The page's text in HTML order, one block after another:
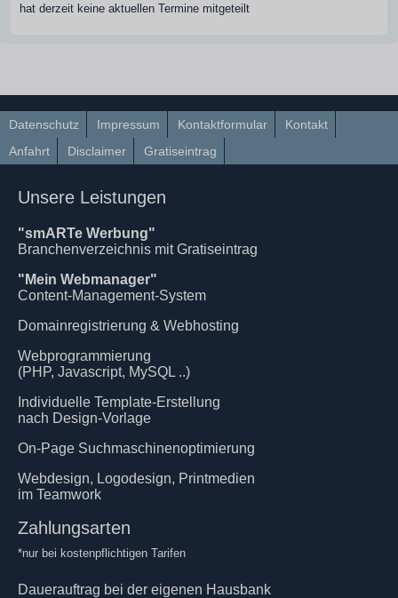
hat derzeit keine aktuellen Termine mitgeteilt
Datenschutz Impressum Kontaktformular
Kontakt
Anfahrt
Disclaimer Gratiseintrag
Unsere Leistungen
"smARTe Werbung"
Branchenverzeichnis mit Gratiseintrag
"Mein Webmanager"
Content-Management-System
Domainregistrierung & Webhosting
Webprogrammierung
(PHP, Javascript, MySQL ..)
Individuelle Template-Erstellung
nach Design-Vorlage
On-Page Suchmaschinenoptimierung
Webdesign, Logodesign, Printmedien
im Teamwork
Zahlungsarten
*nur bei kostenpflichtigen Tarifen
Dauerauftrag bei der eigenen Hausbank